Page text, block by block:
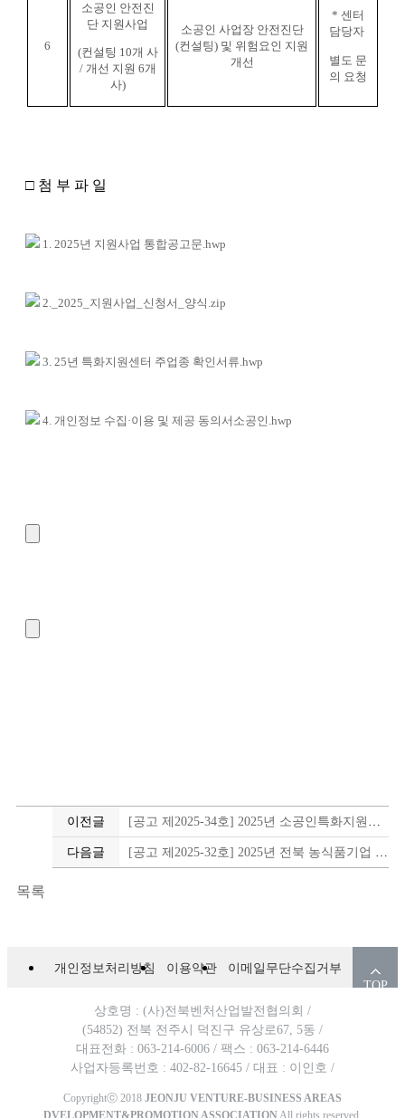
6
소공인 안전진
단 지원사업
(컨설팅 10개 사
/ 개선 지원 6개
사)
소공인 사업장 안전진단
(컨설팅) 및 위험요인 지원
개선
* 센터
담당자
별도 문
의 요청
□ 첨 부 파 일
1. 2025년 지원사업 통합공고문.hwp
2._2025_지원사업_신청서_양식.zip
3. 25년 특화지원센터 주업종 확인서류.hwp
4. 개인정보 수집·이용 및 제공 동의서소공인.hwp
이전글
다음글
목록
개인정보처리방침 이용약관
이메일무단수집거부
TOP
상호명 : (사)전북벤처산업발전협의회 /
(54852) 전북 전주시 덕진구 유상로67, 5동 /
대표전화 : 063-214-6006 / 팩스 : 063-214-6446
사업자등록번호 : 402-82-16645 / 대표 : 이인호 /
Copyrightⓒ 2018 JEONJU VENTURE-BUSINESS AREAS